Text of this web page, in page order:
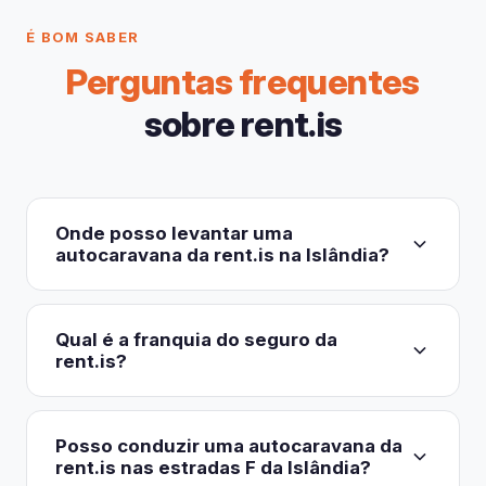
É BOM SABER
Perguntas frequentes
sobre rent.is
Onde posso levantar uma
autocaravana da rent.is na Islândia?
Existe um único depósito: Flugvellir 22, 230
Keflavik, a cerca de cinco minutos do Aeroporto
de Keflavik (KEF). Não há balcão no terminal nem
de chegadas e um agente da rent.is irá recebê-lo
com uma placa e conduzirá o serviço de
transporte gratuito, disponível 24 horas por dia, 7
Qual é a franquia do seguro da
rent.is?
A cobertura CDW básica está incluída na tarifa
diária, mas a franquia é elevada:450 000 ISK,
que equivale ao depósito reembolsável cobrado
Posso conduzir uma autocaravana da
rent.is nas estradas F da Islândia?